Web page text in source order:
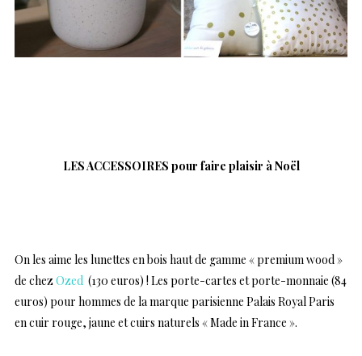
LES ACCESSOIRES pour faire plaisir à Noël
On les aime les lunettes en bois haut de gamme « premium wood »
de chezOzed (130 euros) ! Les porte-cartes et porte-monnaie (84
euros) pour hommes de la marque parisienne Palais Royal Paris
en cuir rouge, jaune et cuirs naturels « Made in France ».